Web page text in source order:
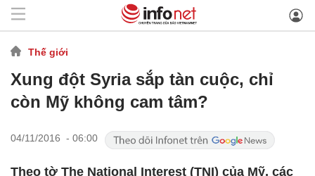
Thế giới
Xung đột Syria sắp tàn cuộc, chỉ
còn Mỹ không cam tâm?
04/11/2016 - 06:00
Theo tờ The National Interest (TNI) của Mỹ, các